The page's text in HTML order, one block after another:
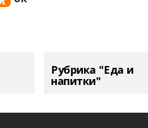
Рубрика "Еда и
напитки"